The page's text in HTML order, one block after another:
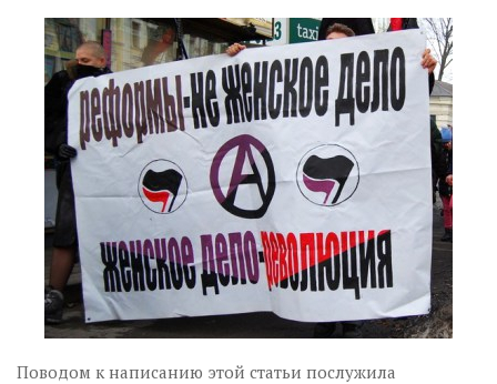
Візуальне
Научпоп
Головне
Цитати
Inter/antinational
Поводом к написанию этой статьи послужила